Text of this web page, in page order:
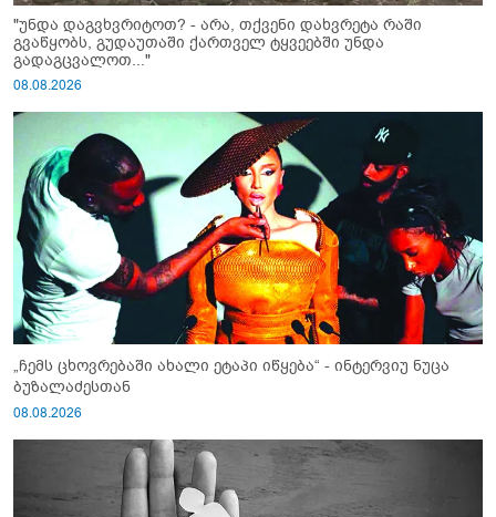
"უნდა დაგვხვრიტოთ? - არა, თქვენი დახვრეტა რაში
გვაწყობს, გუდაუთაში ქართველ ტყვეებში უნდა
გადაგცვალოთ..."
08.08.2026
„ჩემს ცხოვრებაში ახალი ეტაპი იწყება“ - ინტერვიუ ნუცა
ბუზალაძესთან
08.08.2026